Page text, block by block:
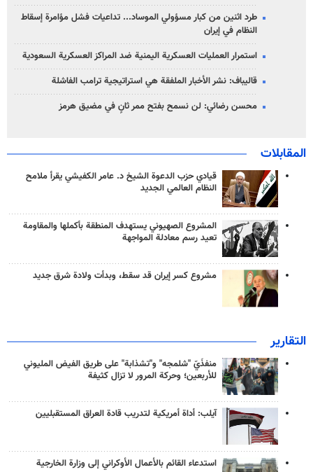
طرد اثنين من كبار مسؤولي الموساد... تداعيات فشل مؤامرة إسقاط
النظام في إيران
استمرار العمليات العسكرية اليمنية ضد المراكز العسكرية السعودية
قاليباف: نشر الأخبار الملفقة هي استراتيجية ترامب الفاشلة
محسن رضائي: لن نسمح بفتح ممر ثانٍ في مضيق هرمز
المقابلات
قيادي حزب الدعوة الشيخ د. عامر الكفيشي يقرأ ملامح
النظام العالمي الجديد
المشروع الصهيوني يستهدف المنطقة بأكملها والمقاومة
تعيد رسم معادلة المواجهة
مشروع كسر إيران قد سقط، وبدأت ولادة شرق جديد
التقارير
منفذَيّ "شلمجه" و"تشذابة" على طريق الفيض المليوني
للأربعين؛ وحركة المرور لا تزال كثيفة
آيلب: أداة أمريكية لتدريب قادة العراق المستقبليين
استدعاء القائم بالأعمال الأوكراني إلى وزارة الخارجية